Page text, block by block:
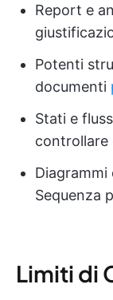
Report e
Potenti
documenti
Stati e
controllare
Diagrammi
Sequenza
Limiti di